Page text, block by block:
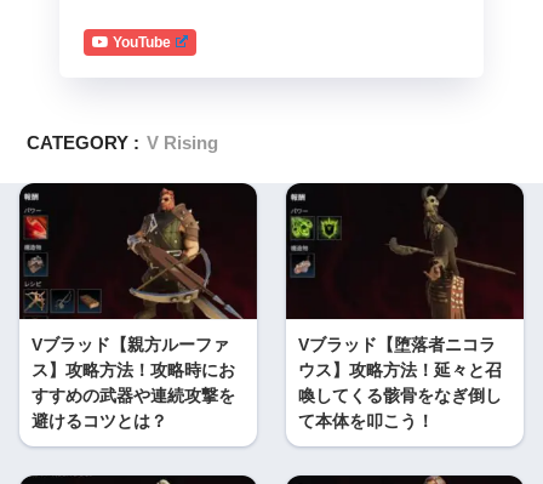
YouTube
CATEGORY : V Rising
Vブラッド【親方ルーファ
ス】攻略方法！攻略時にお
すすめの武器や連続攻撃を
避けるコツとは？
Vブラッド【堕落者ニコラ
ウス】攻略方法！延々と召
喚してくる骸骨をなぎ倒し
て本体を叩こう！